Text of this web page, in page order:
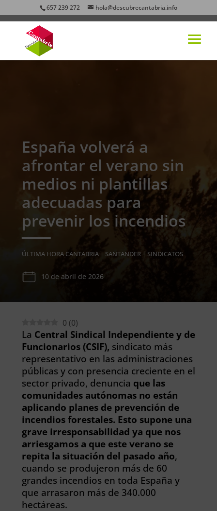
657 239 272 hola@descubrecantabria.info
España volverá a
afrontar el verano sin
medios ni plantillas
adecuadas para
prevenir los incendios
ÚLTIMA HORA CANTABRIA| SANTANDER| SINDICATOS
10 de abril de 2026
0 (0)
La Central Sindical Independiente y de
Funcionarios (CSIF), sindicato más
representativo en las administraciones
públicas y con presencia creciente en el
sector privado, denuncia que las
comunidades autónomas no están
aplicando planes de prevención de
incendios forestales. Esto supone una
grave irresponsabilidad ya que nos
arriesgamos a que este verano se
repita la situación del pasado año,
cuando se produjeron más de 60
grandes incendios en toda España y
que arrasaron más de 340.000
hectáreas.